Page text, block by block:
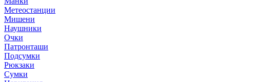
Метеостанции
Мишени
Наушники
Очки
Патронташи
Подсумки
Рюкзаки
Сумки